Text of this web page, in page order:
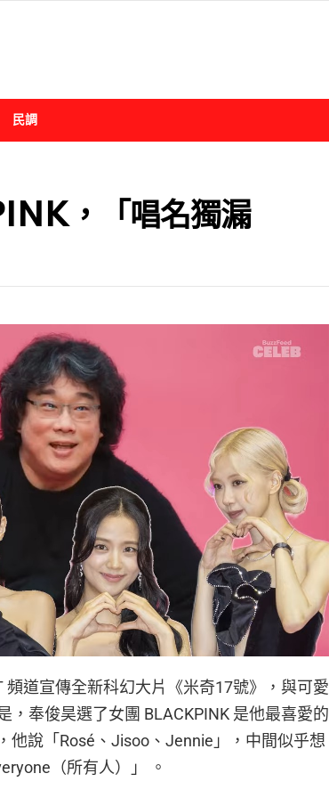
民調
，「唱名獨漏
頻道宣傳全新科幻大片《米奇17號》，與可愛
，奉俊昊選了女團 BLACKPINK 是他最喜愛的
他說「Rosé、Jisoo、Jennie」，中間似乎想
（所有人）」 。